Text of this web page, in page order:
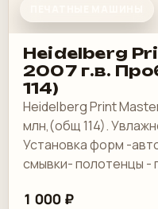
Heidelberg
2007 г.в.
114)
Heidelberg Print
млн,(общ 114).
Установка форм -
смывки- полотенцы -
выносной пульт
1 000 ₽